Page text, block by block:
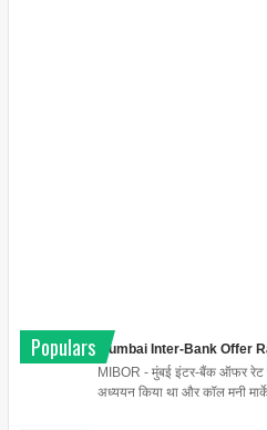
Populars
Mumbai Inter-Bank Offer
MIBOR - मुंबई इंटर-बैंक ऑफर रेट
अध्ययन किया था और कॉल मनी